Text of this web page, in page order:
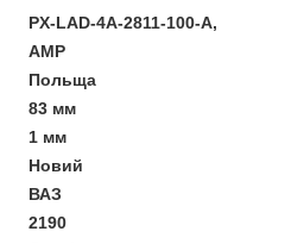
PX-LAD-4A-2811-100-A,
AMP
Польща
83 мм
1 мм
Новий
ВАЗ
2190